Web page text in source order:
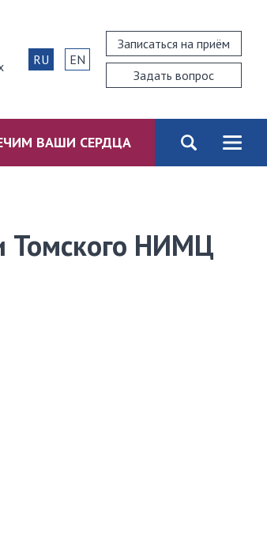
Записаться на приём
Задать вопрос
RU EN
ВАШИ СЕРДЦА
Томского НИМЦ